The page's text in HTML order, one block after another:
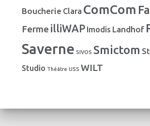
e
Boucherie Clara ComCom
Ferme illiWAP Imodis Landhof
Saverne SIVOS Smictom
Studio Théâtre USS WILT